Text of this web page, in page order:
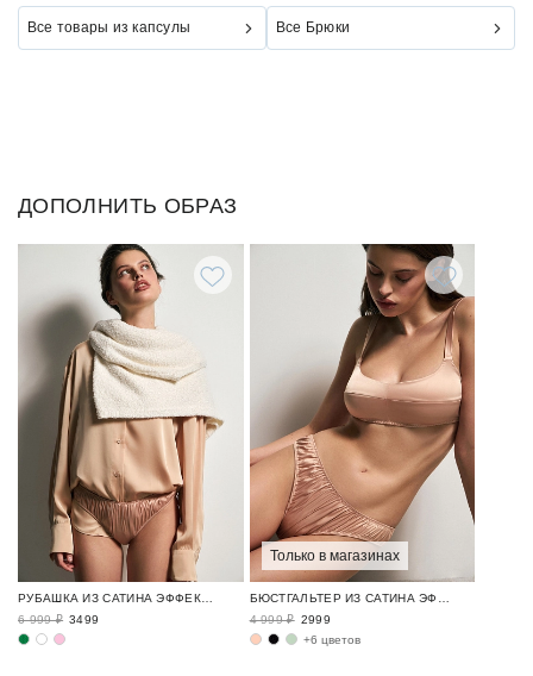
Все товары из капсулы Все Брюки
ДОПОЛНИТЬ ОБРАЗ
РУБАШКА ИЗ САТИНА ЭФФЕКТНЫЕ ОБРАЗЫ / NEW YEAR EXPRESS
6 999 ₽ 3499
Только в магазинах
БЮСТГАЛЬТЕР ИЗ САТИНА ЭФФЕКТНЫЕ ОБРАЗЫ / NEW YEAR EXPRESS
4 999 ₽ 2999
+6 цветов